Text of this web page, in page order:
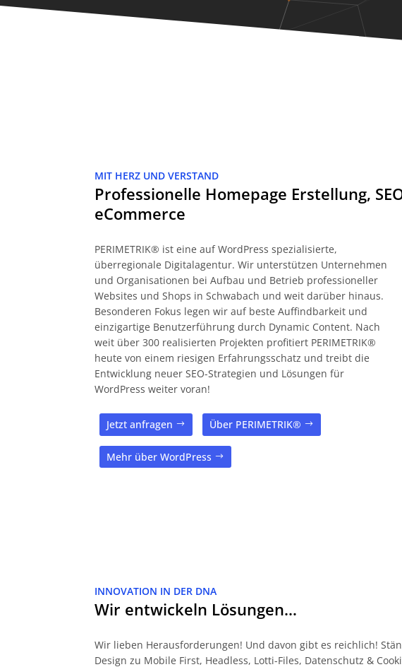
MIT HERZ UND VERSTAND
Professionelle Homepage Erstellung,
eCommerce
PERIMETRIK® ist eine auf WordPress spezialisierte,
überregionale Digitalagentur. Wir unterstützen Unternehmen
und Organisationen bei Aufbau und Betrieb professioneller
Websites und Shops in Schwabach und weit darüber hinaus.
Besonderen Fokus legen wir auf beste Auffindbarkeit und
einzigartige Benutzerführung durch Dynamic Content. Nach
weit über 300 realisierten Projekten profitiert PERIMETRIK®
heute von einem riesigen Erfahrungsschatz und treibt die
Entwicklung neuer SEO-Strategien und Lösungen für
WordPress weiter voran!
Jetzt anfragen Über PERIMETRIK®
Mehr über WordPress
INNOVATION IN DER DNA
Wir entwickeln Lösungen…
Wir lieben Herausforderungen! Und davon gibt es reichlich!
Design zu Mobile First, Headless, Lotti-Files, Datenschutz &